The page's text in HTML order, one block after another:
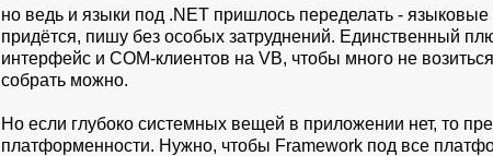
но ведь и языки под .NET пришлось переделать -
придётся, пишу без особых затруднений. Единственный
интерфейс и COM-клиентов на VB, чтобы много не
собрать можно.
Но если глубоко системных вещей в приложении нет, то
платформенности. Нужно, чтобы Framework под все